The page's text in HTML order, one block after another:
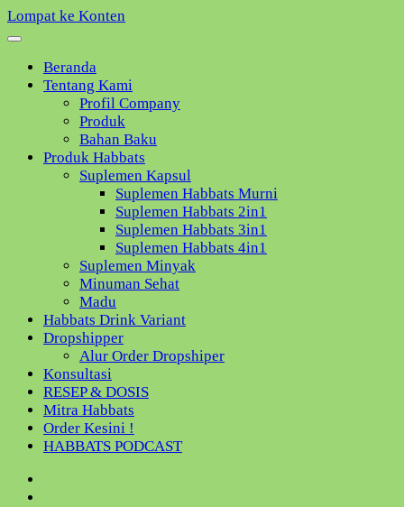
Lompat ke Konten
Beranda
Tentang Kami
Profil Company
Produk
Bahan Baku
Produk Habbats
Suplemen Kapsul
Suplemen Habbats Murni
Suplemen Habbats 2in1
Suplemen Habbats 3in1
Suplemen Habbats 4in1
Suplemen Minyak
Minuman Sehat
Madu
Habbats Drink Variant
Dropshipper
Alur Order Dropshiper
Konsultasi
RESEP & DOSIS
Mitra Habbats
Order Kesini !
HABBATS PODCAST